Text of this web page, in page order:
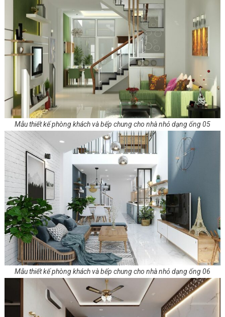
Mẫu thiết kế phòng khách và bếp chung cho nhà nhỏ dạng ống 05
Mẫu thiết kế phòng khách và bếp chung cho nhà nhỏ dạng ống 06